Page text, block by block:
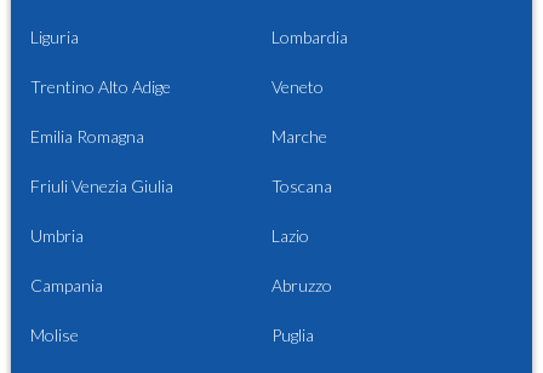
Liguria Lombardia
Trentino Alto Adige Veneto
Emilia Romagna Marche
Friuli Venezia Giulia Toscana
Umbria Lazio
Campania Abruzzo
Molise Puglia